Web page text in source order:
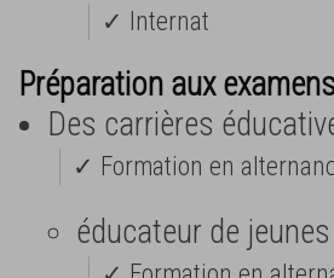
✓ Internat
Préparation aux
Des carrières
✓ Formation en
éducateur de